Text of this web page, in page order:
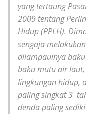
yang tertaung
2009 tentang
Hidup (PPLH).
sengaja
dilampauinya
baku mutu air
lingkungan hidup,
paling singkat 3
denda paling